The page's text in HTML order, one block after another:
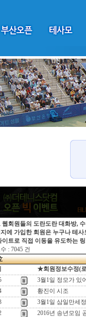
회원들의 도란도란 대화방,
에 가입한 회원은 누구나 테사
트로 직접 이동을 유도하는
: 7045 건
★회원정보수정(
3월1일 정모가 있
황진이 시조
3월1일 삼일만세
2016년 송년모임